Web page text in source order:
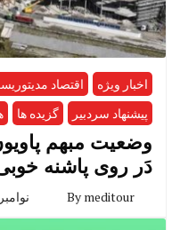
اخبار ویژه اقتصاد
پیشنهاد سردبیر
گزیده ها
وضعیت مبهم
دَر روی پاشنه
By meditour نوامبر 8, 2024